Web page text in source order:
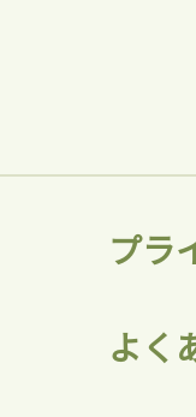
ログ
プラ
よく